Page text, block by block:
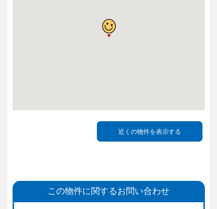
この物件に関するお問い合わせ